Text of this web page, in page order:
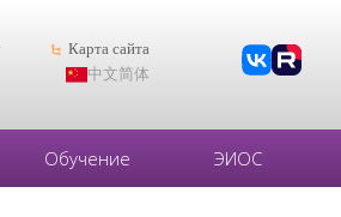
Карта сайта
中文简体
Обучение ЭИОС